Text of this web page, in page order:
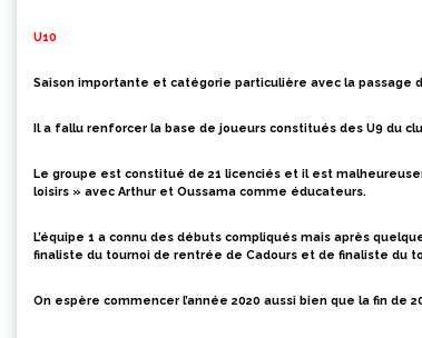
U10
Saison importante et catégorie particulière avec la passage
Il a fallu renforcer la base de joueurs constitués des U9 du
Le groupe est constitué de 21 licenciés et il est
loisirs » avec Arthur et Oussama comme éducateurs.
L’équipe 1 a connu des débuts compliqués mais après
finaliste du tournoi de rentrée de Cadours et de finaliste du
On espère commencer l’année 2020 aussi bien que la fin de